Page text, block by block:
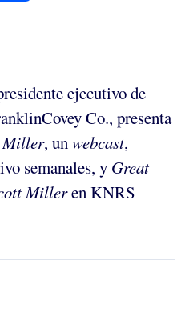
ejecutivo de
Co., presenta
Miller, unwebcast,
semanales, y Great
Milleren KNRS